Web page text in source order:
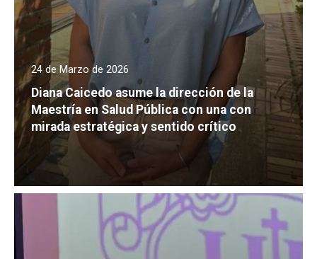
24 de Marzo de 2026
Diana Caicedo asume la dirección de la
Maestría en Salud Pública con una con
mirada estratégica y sentido crítico